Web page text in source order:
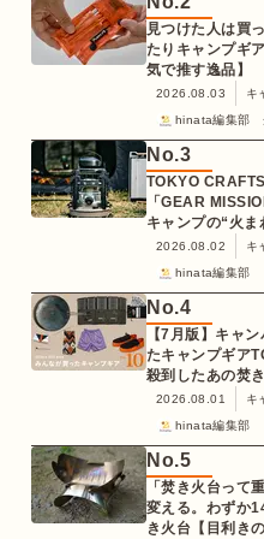
見つけた人は買
たりキャンプギ
気で推す逸品】
2026.08.03
キ
hinata編集部
No.3
TOKYO
「GEAR
キャンプの“火
K3クッキングス
2026.08.02
キ
hinata編集部
No.4
【7月版】キャ
たキャンプギア
殺到したあの焚
2026.08.01
キ
hinata編集部
No.5
「焚き火台って
変える。わずか
き火台【目利き